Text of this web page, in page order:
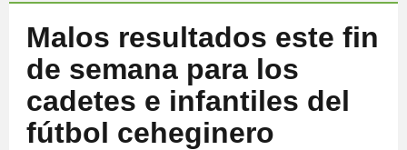
Malos resultados este fin
de semana para los
cadetes e infantiles del
fútbol ceheginero